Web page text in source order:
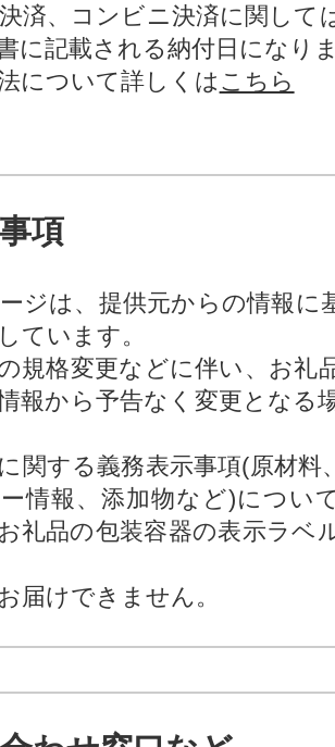
済、コンビニ決済に関して
に記載される納付日になり
について詳しくは こちら
項
ジは、提供元からの情報に
ています。
規格変更などに伴い、お礼
報から予告なく変更となる
関する義務表示事項(原材料
情報、添加物など)につい
礼品の包装容器の表示ラベ
届けできません。